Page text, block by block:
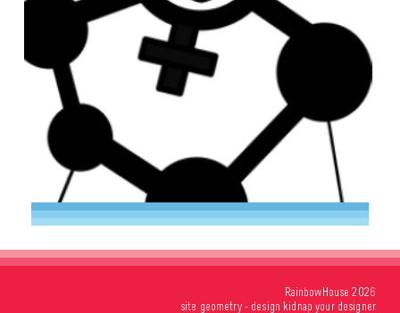
RainbowHouse 2026
site geometry- design kidnap your designer